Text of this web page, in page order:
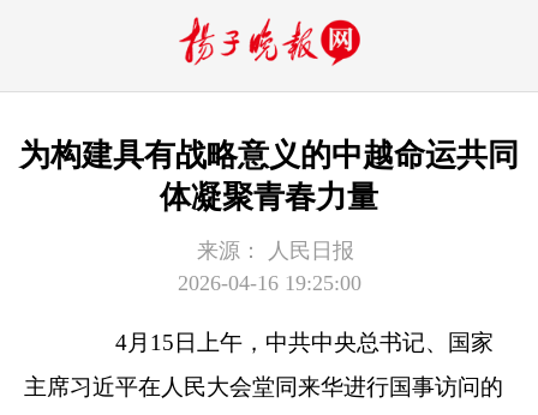
为构建具有战略意义的中越命运共同
体凝聚青春力量
来源：
人民日报
2026-04-16 19:25:00
4月15日上午，中共中央总书记、国家
主席习近平在人民大会堂同来华进行国事访问的